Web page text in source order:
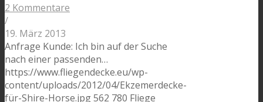
2 Kommentare
/
19. März 2013
Anfrage Kunde: Ich bin auf der Suche
nach einer passenden…
https://www.fliegendecke.eu/wp-
content/uploads/2012/04/Ekzemerdecke-
für-Shire-Horse.jpg562 780 Fliege